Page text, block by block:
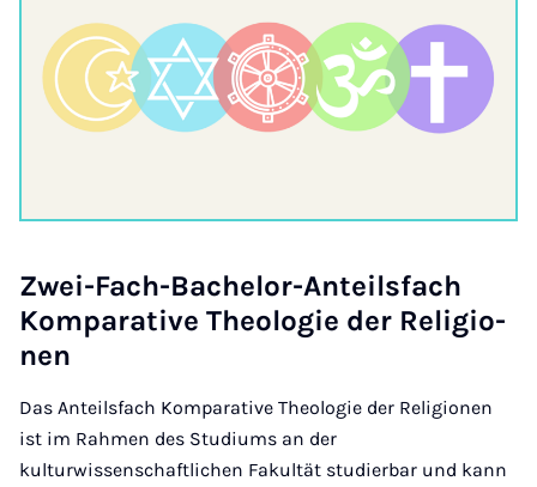
Zwei-Fach-Ba­che­lor-An­teils­fach
Kom­pa­ra­ti­ve Theo­lo­gie der Re­li­gi­o­
nen
Das Anteilsfach Komparative Theologie der Religionen
ist im Rahmen des Studiums an der
kulturwissenschaftlichen Fakultät studierbar und kann